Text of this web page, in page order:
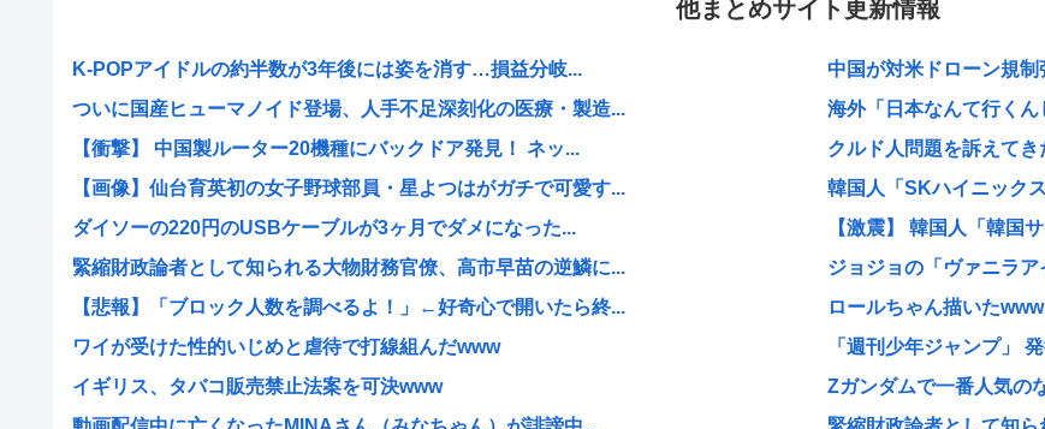
他まとめサイト更新情報
K-POPアイドルの約半数が3年後には姿を消す…損益分岐...
ついに国産ヒューマノイド登場、人手不足深刻化の医療・製造...
【衝撃】 中国製ルーター20機種にバックドア発見！ ネッ...
【画像】仙台育英初の女子野球部員・星よつはがガチで可愛す...
ダイソーの220円のUSBケーブルが3ヶ月でダメになった...
緊縮財政論者として知られる大物財務官僚、高市早苗の逆鱗に...
【悲報】「ブロック人数を調べるよ！」←好奇心で開いたら終...
ワイが受けた性的いじめと虐待で打線組んだwww
イギリス、タバコ販売禁止法案を可決www
中国が対米ドローン規
海外「日本なんて行く
クルド人問題を訴えて
韓国人「SKハイニック
【激震】 韓国人「韓国
ジョジョの「ヴァニラ
ロールちゃん描いたwww
「週刊少年ジャンプ」
Zガンダムで一番人気の